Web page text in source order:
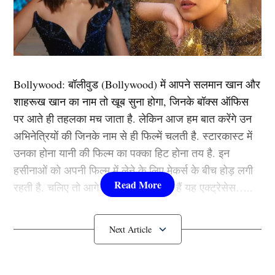
Bollywood:बॉलीवुड (Bollywood)में आपने सलमान खान और
शाहरूख खान का नाम तो खूब सुना होगा, जिनके बॉक्स ऑफिस
पर आते ही तहलका मच जाता है. लेकिन आज हम बात करेंगे उन
अभिनेत्रियों की जिनके नाम से ही फिल्में चलती है. स्टारकास्ट में
उनका होना यानी की फिल्म का पक्का हिट होना तय है. इन
हसीनाओं को अपनी फिल्म में लेने के लिए मेकर्स के बीच होड़ लगी
रहती है. चलिए तो आगे जानते हैं कौन-कौन हैं यह एक्ट्रेसेस…..
कौन हैंBollywood की यह हसीनाएं?